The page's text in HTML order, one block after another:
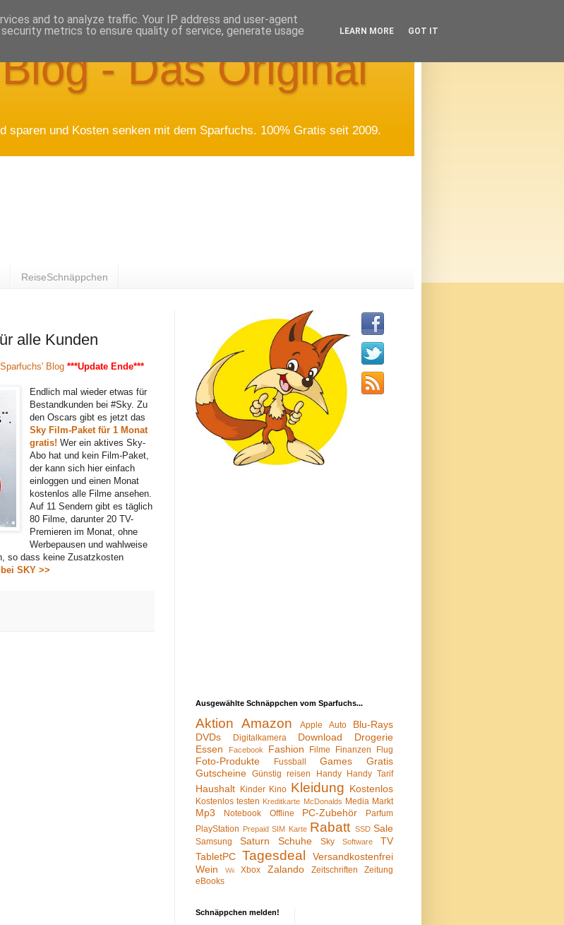
- Das Original
sparen und Kosten senken mit dem Sparfuchs. 100% Gratis seit 2009.
ReiseSchnäppchen
alle Kunden
Blog ***Update Ende***
Endlich mal wieder etwas für
Bestandkunden bei #Sky. Zu
den Oscars gibt es jetzt das
Sky Film-Paket für 1 Monat
gratis! Wer ein aktives Sky-
Abo hat und kein Film-Paket,
der kann sich hier einfach
einloggen und einen Monat
kostenlos alle Filme ansehen.
Auf 11 Sendern gibt es täglich
80 Filme, darunter 20 TV-
Premieren im Monat, ohne
Werbepausen und wahlweise
so dass keine Zusatzkosten
bei SKY >>
Ausgewählte Schnäppchen vom Sparfuchs...
Aktion Amazon Apple Auto
Blu-Rays
DVDs
Digitalkamera Download
Drogerie
Essen
Facebook Fashion Filme Finanzen Flug
Foto-Produkte Fussball Games
Gratis
Gutscheine Günstig reisen Handy Handy Tarif
Haushalt Kinder Kino Kleidung Kostenlos
Kostenlos testen Kreditkarte McDonalds Media Markt
Mp3 Notebook Offline PC-Zubehör
Parfum
PlayStation Prepaid SIM Karte Rabatt SSD Sale
Samsung Saturn Schuhe Sky Software
TV
TabletPC Tagesdeal
Versandkostenfrei
Wein
Wii Xbox Zalando Zeitschriften
Zeitung
eBooks
Schnäppchen melden!
and to analyze traffic. Your IP address and user-agent
metrics to ensure quality of service, generate usage
LEARN MORE GOT IT